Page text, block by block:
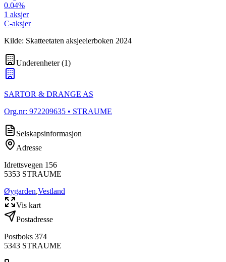
0.04%
1 aksjer
C-aksjer
Kilde: Skatteetaten aksjeeierboken 2024
Underenheter(1)
SARTOR & DRANGE AS
Org.nr: 972209635 • STRAUME
Selskapsinformasjon
Adresse
Idrettsvegen 156
5353 STRAUME
Øygarden,Vestland
Vis kart
Postadresse
Postboks 374
5343 STRAUME